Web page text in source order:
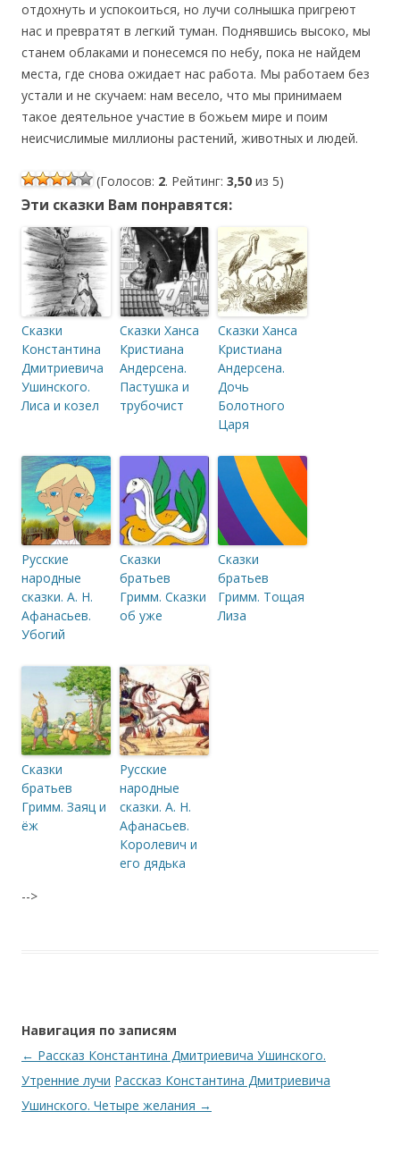
отдохнуть и успокоиться, но лучи солнышка пригреют
нас и превратят в легкий туман. Поднявшись высоко, мы
станем облаками и понесемся по небу, пока не найдем
места, где снова ожидает нас работа. Мы работаем без
устали и не скучаем: нам весело, что мы принимаем
такое деятельное участие в божьем мире и поим
неисчислимые миллионы растений, животных и людей.
(Голосов: 2. Рейтинг: 3,50 из 5)
Эти сказки Вам понравятся:
Сказки
Константина
Дмитриевича
Ушинского.
Лиса и козел
Сказки Ханса
Кристиана
Андерсена.
Пастушка и
трубочист
Сказки Ханса
Кристиана
Андерсена.
Дочь
Болотного
Царя
Русские
народные
сказки. А. Н.
Афанасьев.
Убогий
Сказки
братьев
Гримм. Сказки
об уже
Сказки
братьев
Гримм. Тощая
Лиза
Сказки
братьев
Гримм. Заяц и
ёж
Русские
народные
сказки. А. Н.
Афанасьев.
Королевич и
его дядька
-->
Навигация по записям
← Рассказ Константина Дмитриевича Ушинского.
Утренние лучи Рассказ Константина Дмитриевича
Ушинского. Четыре желания →